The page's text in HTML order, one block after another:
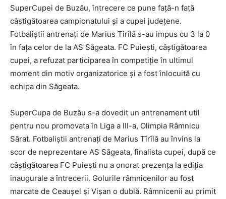
SuperCupei de Buzău, întrecere ce pune faţă-n faţă
câştigătoarea campionatului şi a cupei judeţene.
Fotbaliştii antrenaţi de Marius Tîrîlă s-au impus cu 3 la 0
în faţa celor de la AS Săgeata. FC Puieşti, câştigătoarea
cupei, a refuzat participarea în competiţie în ultimul
moment din motiv organizatorice şi a fost înlocuită cu
echipa din Săgeata.
SuperCupa de Buzău s-a dovedit un antrenament util
pentru nou promovata în Liga a III-a, Olimpia Râmnicu
Sărat. Fotbaliştii antrenaţi de Marius Tîrîlă au învins la
scor de neprezentare AS Săgeata, finalista cupei, după ce
câştigătoarea FC Puieşti nu a onorat prezenţa la ediţia
inaugurale a întrecerii. Golurile râmnicenilor au fost
marcate de Ceauşel şi Vişan o dublă. Râmnicenii au primit